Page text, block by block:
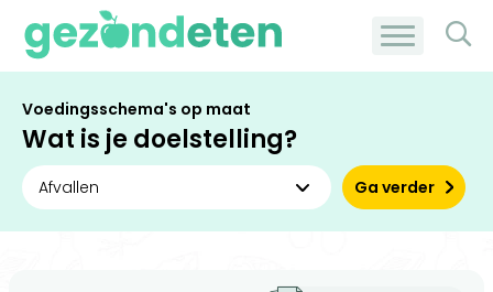
Voedingsschema's op maat
Wat is je doelstelling?
Ga verder